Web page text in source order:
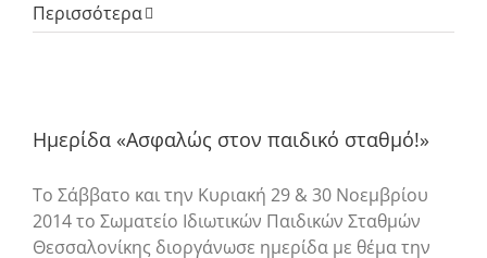
Περισσότερα
Ημερίδα «Ασφαλώς στον παιδικό σταθμό!»
Το Σάββατο και την Κυριακή 29 & 30 Νοεμβρίου
2014 το Σωματείο Ιδιωτικών Παιδικών Σταθμών
Θεσσαλονίκης διοργάνωσε ημερίδα με θέμα την